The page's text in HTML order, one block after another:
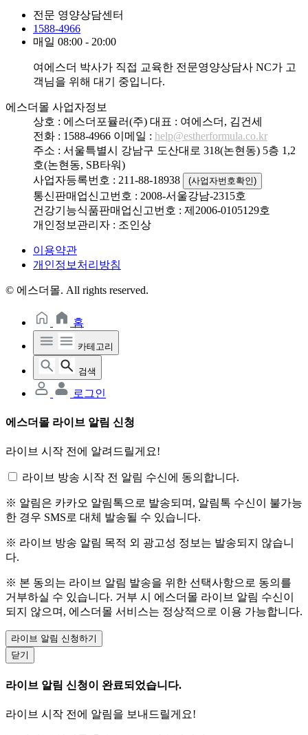
전문 영양상담센터
1588-4966
매일 08:00 - 20:00
여에스더 박사가 직접 교육한 전문영양상담사 NC가 고
객님을 위해 대기 중입니다.
에스더몰 사업자정보
상호 : 에스더포뮬러(주) 대표 : 여에스더, 김건세
전화 : 1588-4966 이메일 : help@estherformula.co.kr
주소 : 서울특별시 강남구 도산대로 318(논현동) 5층 1,2
호(논현동, SB타워)
사업자등록번호 : 211-88-18938
(사업자번호확인)
통신판매업신고번호 : 2008-서울강남-2315호
건강기능식품판매업신고번호 : 제2006-0105129호
개인정보관리자 : 조인상
이용약관
개인정보처리방침
© 에스더몰. All rights reserved.
홈
카테고리
검색
로그인
에스더몰 라이브 알림 신청
라이브 시작 전에 알려드릴게요!
라이브 방송 시작 전 알림 수신에 동의합니다.
※ 알림은 카카오 알림톡으로 발송되며, 알림톡 수신이 불가능
한 경우 SMS로 대체 발송될 수 있습니다.
※ 라이브 방송 알림 목적 외 광고성 정보는 발송되지 않습니
다.
※ 본 동의는 라이브 알림 발송을 위한 선택사항으로 동의를
거부하실 수 있습니다. 거부 시 에스더몰 라이브 알림 수신이
되지 않으며, 에스더몰 서비스는 정상적으로 이용 가능합니다.
라이브 알림 신청하기
닫기
라이브 알림 신청이 완료되었습니다.
라이브 시작 전에 알림을 보내드릴게요!